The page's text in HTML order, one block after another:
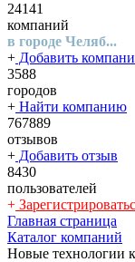
24141
компаний
в городе Челяб...
+ Добавить
3588
городов
+ Найти компанию
767889
отзывов
+ Добавить отзыв
8430
пользователей
+
Главная страница
Каталог компаний
Новые технологии